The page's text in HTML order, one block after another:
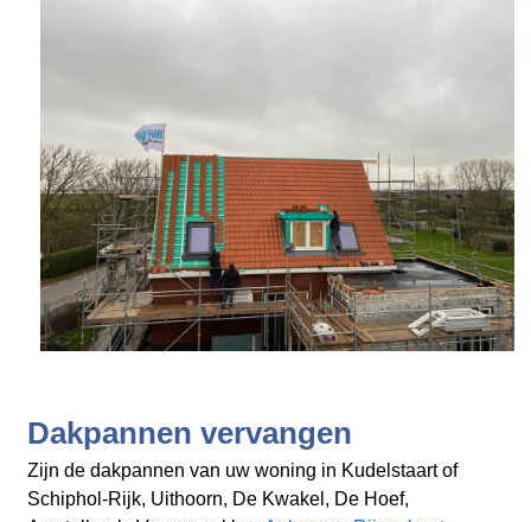
Dakpannen vervangen
Zijn de dakpannen van uw woning in Kudelstaartof
Schiphol-Rijk, Uithoorn, De Kwakel, De Hoef,